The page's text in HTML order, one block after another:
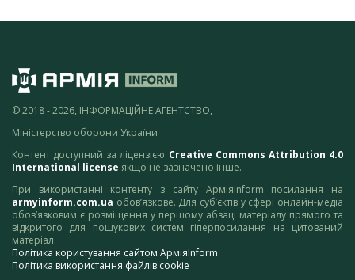
© 2018 - 2026, ІНФОРМАЦІЙНЕ АГЕНТСТВО,
Міністерство оборони України
Контент доступний за ліцензією Creative Commons Attribution 4.0
International license якщо не зазначено інше.
При використанні контенту з сайту АрміяInform посилання на
armyinform.com.ua обов’язкове. Для суб’єктів у сфері онлайн-медіа
обов’язковим є розміщення у першому абзаці матеріалу прямого та
відкритого для пошукових систем гіперпосилання на цитований
матеріал.
Політика користування сайтом АрміяInform
Політика використання файлів cookie